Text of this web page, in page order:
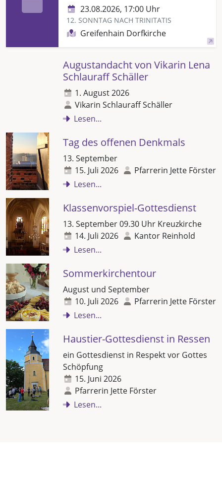
23.08.2026, 17:00 Uhr
12. SONNTAG NACH TRINITATIS
Greifenhain Dorfkirche
Augustandacht von Vikarin Lena
Schlauraff Schäller
1. August 2026
Vikarin Schlauraff Schäller
Lesen...
Tag des offenen Denkmals
13. September
15. Juli 2026
Pfarrerin Jette Förster
Lesen...
Klassenvorspiel-Gottesdienst
13. September 09.30 Uhr Kreuzkirche
14. Juli 2026
Kantor Reinhold
Lesen...
Sommerkirchentour
August und September
10. Juli 2026
Pfarrerin Jette Förster
Lesen...
Haustier-Gottesdienst in Ressen
ein Gottesdienst in Respekt vor Gottes
Schöpfung
15. Juni 2026
Pfarrerin Jette Förster
Lesen...